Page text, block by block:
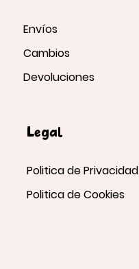
Envíos
Cambios
Devoluciones
Legal
Politica de Privacidad
Politica de Cookies